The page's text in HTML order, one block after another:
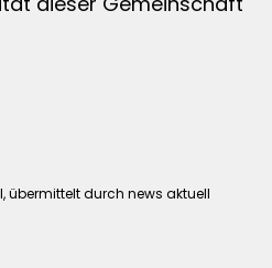
übermittelt durch news aktuell